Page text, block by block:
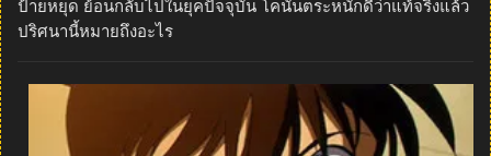
ป้ายหยุด ย้อนกลับไปในยุคปัจจุบัน โคนันตระหนักดีว่าแท้จริงแล้ว
ปริศนานี้หมายถึงอะไร